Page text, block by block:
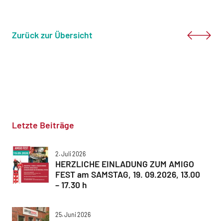
Zurück zur Übersicht
Letzte Beiträge
2. Juli 2026
HERZLICHE EINLADUNG ZUM AMIGO
FEST am SAMSTAG, 19. 09.2026, 13.00
– 17.30 h
25. Juni 2026